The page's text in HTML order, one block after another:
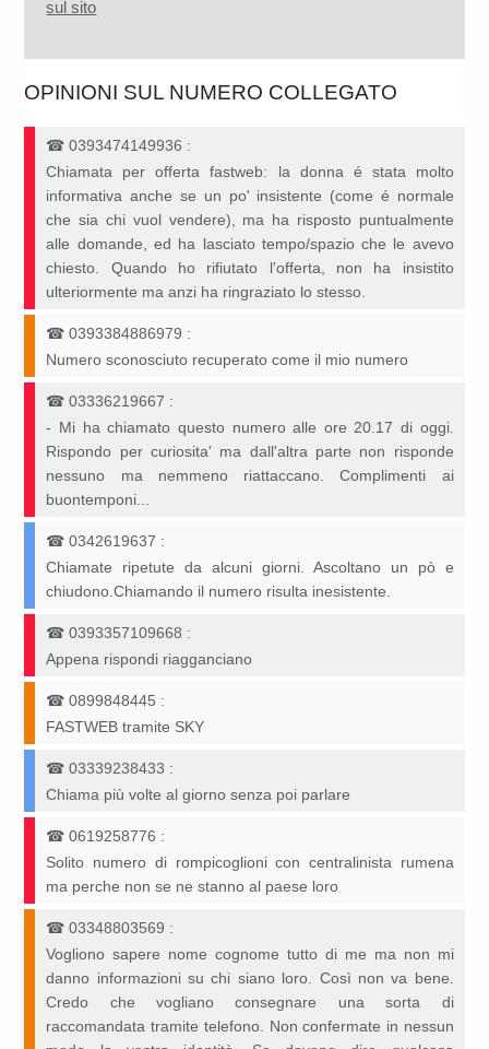
sul sito
OPINIONI SUL NUMERO COLLEGATO
☎0393474149936 :
Chiamata per offerta fastweb: la donna é stata molto
informativa anche se un po' insistente (come é normale
che sia chi vuol vendere), ma ha risposto puntualmente
alle domande, ed ha lasciato tempo/spazio che le avevo
chiesto. Quando ho rifiutato l'offerta, non ha insistito
ulteriormente ma anzi ha ringraziato lo stesso.
☎0393384886979 :
Numero sconosciuto recuperato come il mio numero
☎03336219667 :
- Mi ha chiamato questo numero alle ore 20.17 di oggi.
Rispondo per curiosita' ma dall'altra parte non risponde
nessuno ma nemmeno riattaccano. Complimenti ai
buontemponi...
☎0342619637 :
Chiamate ripetute da alcuni giorni. Ascoltano un pò e
chiudono.Chiamando il numero risulta inesistente.
☎0393357109668 :
Appena rispondi riagganciano
☎0899848445 :
FASTWEB tramite SKY
☎03339238433 :
Chiama più volte al giorno senza poi parlare
☎0619258776 :
Solito numero di rompicoglioni con centralinista rumena
ma perche non se ne stanno al paese loro
☎03348803569 :
Vogliono sapere nome cognome tutto di me ma non mi
danno informazioni su chi siano loro. Così non va bene.
Credo che vogliano consegnare una sorta di
raccomandata tramite telefono. Non confermate in nessun